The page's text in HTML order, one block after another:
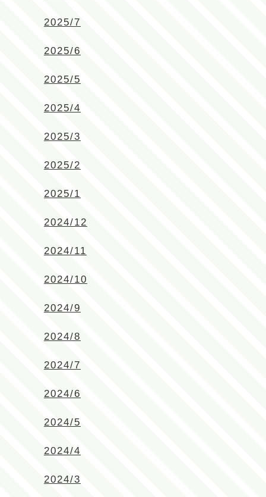
2025/7
2025/6
2025/5
2025/4
2025/3
2025/2
2025/1
2024/12
2024/11
2024/10
2024/9
2024/8
2024/7
2024/6
2024/5
2024/4
2024/3